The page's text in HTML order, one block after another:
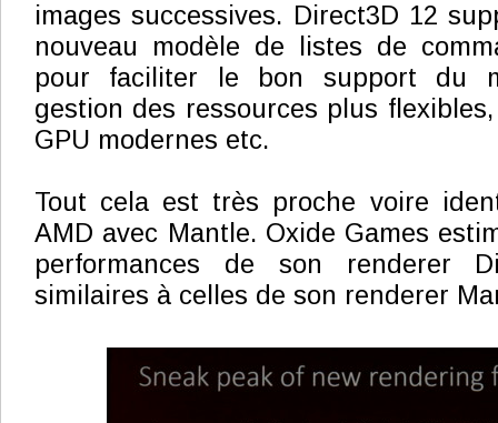
images successives. Direct3D 12
nouveau modèle de listes de
pour faciliter le bon support du
gestion des ressources plus
GPU modernes etc.
Tout cela est très proche voire
AMD avec Mantle. Oxide Games
performances de son renderer
similaires à celles de son renderer